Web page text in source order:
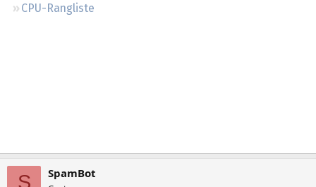
CPU-Rangliste
S SpamBot